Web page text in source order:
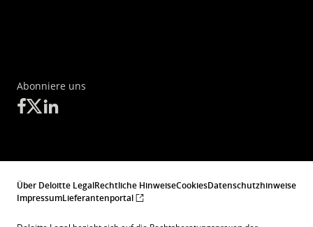
Abonniere uns
Über Deloitte LegalRechtliche HinweiseCookiesDatenschutzhinweise
ImpressumLieferantenportal